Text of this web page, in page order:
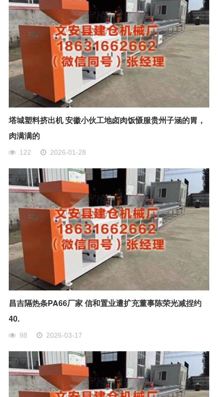
塔城塑料挤出机 安徽小伙工地卤肉饭慑服贵州子涵的胃，
肉满满的
122 2026-01-28
昌吉隔热条PA66厂家 信和置业遭扩充董事陈荣光减捏约
40.
98 2026-03-17